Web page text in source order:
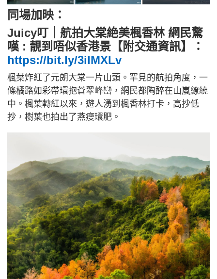
同場加映：
Juicy叮｜航拍大棠絶美楓香林 網民驚
嘆 : 靚到唔似香港景【附交通資訊】：
https://bit.ly/3ilMXLv
楓葉炸紅了元朗大棠一片山頭。罕見的航拍角度，一
條橘路如彩帶環抱蒼翠峰巒，網民都陶醉在山嵐繚繞
中。楓葉轉紅以來，遊人湧到楓香林打卡，高抄低
抄，樹葉也拍出了燕瘦環肥。